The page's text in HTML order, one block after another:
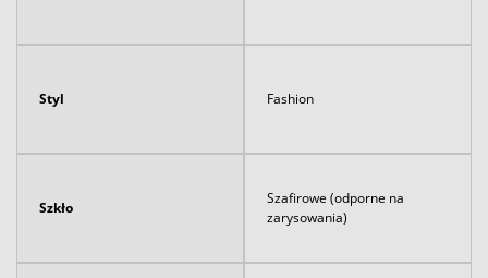
Styl Fashion
Szkło
Szafirowe (odporne na
zarysowania)